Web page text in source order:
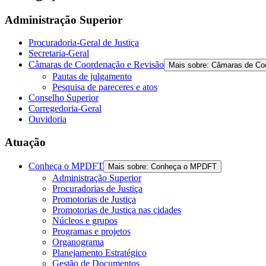
screen
help
navigate
interact
content.
Administração Superior
Procuradoria-Geral de Justiça
Secretaria-Geral
Câmaras de Coordenação e Revisão
Mais sobre: Câmaras de
Pautas de julgamento
Pesquisa de pareceres e atos
Conselho Superior
Corregedoria-Geral
Ouvidoria
Atuação
Conheça o MPDFT Mais sobre: Conheça o MPDFT
Administração Superior
Procuradorias de Justiça
Promotorias de Justiça
Promotorias de Justiça nas cidades
Núcleos e grupos
Programas e projetos
Organograma
Planejamento Estratégico
Gestão de Documentos